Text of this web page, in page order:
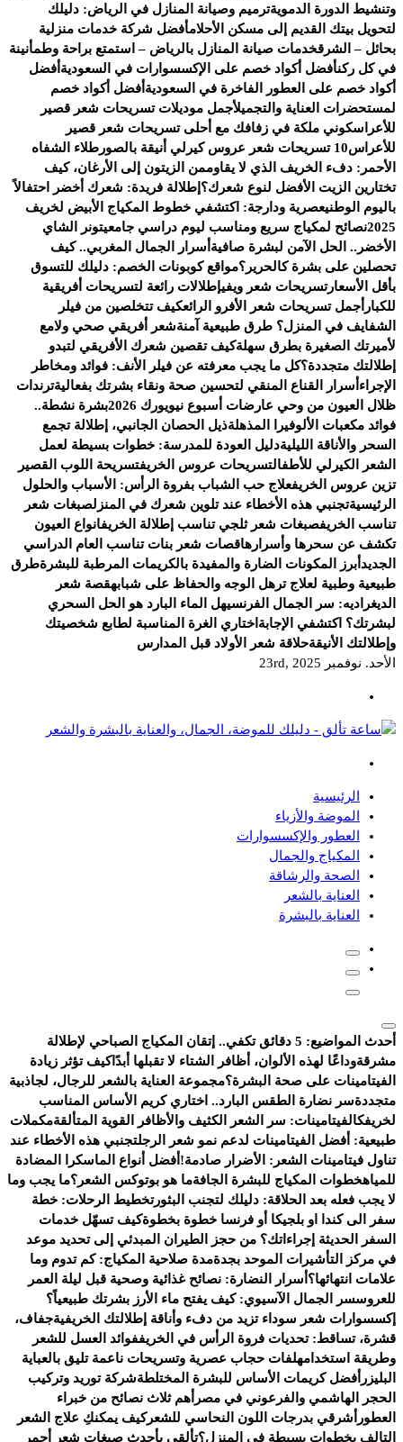
وتنشيط الدورة الدمويةترميم وصيانة المنازل في الرياض: دليلك
لتحويل بيتك القديم إلى مسكن الأحلامأفضل شركة خدمات منزلية
بحائل – الشرقخدمات صيانة المنازل بالرياض – استمتع براحة وطمأنينة
في كل ركنأفضل أكواد خصم على الإكسسوارات في السعودية أفضل
أكواد خصم على العطور الفاخرة في السعودية أفضل أكواد خصم
لمستحضرات العناية والتجميلأجمل موديلات تسريحات شعر قصير
للأعراسكوني ملكة في زفافك مع أحلى تسريحات شعر قصير
للأعراس10 تسريحات شعر عروس كيرلي أنيقة بالصور
طلاء الشفاه
الأحمر: دفء الخريف الذي لا يقاوممن الزيتون إلى الأرغان، كيف
تختارين الزيت الأفضل لنوع شعرك؟ إطلالة فريدة: شعرك أخضر احتفالاً
باليوم الوطنيعصرية ودارجة: اكتشفي خطوط المكياج الأبيض لخريف
2025نصائح لمكياج سريع ومناسب ليوم دراسي جامعيتونر الشاي
الأخضر.. الحل الآمن لبشرة صافية أسرار الجمال المغربي.. كيف
تحصلين على بشرة كالحرير؟مواقع كوبونات الخصم: دليلك للتسوق
بأقل الأسعارتسريحات شعر ويفيإطلالات رائعة لتسريحات أفريقية
للكبار أجمل تسريحات شعر الأفرو الرائعكيف تتخلصين من فيلر
الشفايف في المنزل؟ طرق طبيعية آمنةشعر أفريقي صحي ولامع
لأميرتك الصغيرة بطرق سهلةكيف تقصين شعرك الأفريقي لتبدو
إطلالتك متجددة؟كل ما يجب معرفته عن فيلر الأنف: فوائد ومخاطر
الإجراء أسرار القناع المنقي لتحسين صحة ونقاء بشرتك بفعاليةترندات
ظلال العيون من وحي عارضات أسبوع نيويورك 2026
بشرة نشطة..
فوائد مكعبات الألوفيرا المذهلةذيل الحصان الجانبي، إطلالة تجمع
السحر والأناقة الليليةدليل العودة للمدرسة: خطوات بسيطة لعمل
الشعر الكيرلي للأطفالتسريحات عروس الخريفتسريحة اللوب القصير
تزين عروس الخريفعلاج حب الشباب بفروة الرأس: الأسباب والحلول
الرئيسيةتجنبي هذه الأخطاء عند تلوين شعرك في المنزلصبغات شعر
تناسب الخريفصبغات شعر ثلجي تناسب إطلالة الخريفانواع العيون
تكشف عن سحرها وأسرارهاقصات شعر بنات تناسب العام الدراسي
الجديد أبرز المكونات الضارة والمفيدة بالكريمات المرطبة للبشرةطرق
طبيعية وطبية لعلاج ترهل الوجه والحفاظ على شبابهقصة شعر
الديغراديه: سر الجمال الفرنسيهل الماء البارد هو الحل السحري
لبشرتك؟ اكتشفي الإجابة اختاري الغرة المناسبة لطابع شخصيتك
وإطلالتك الأنيقةحلاقة شعر الأولاد قبل المدارس
الأحد. نوفمبر 23rd, 2025
دليلك للموضة، الجمال، والعناية بالبشرة والشعر
الرئيسية
الموضة والأزياء
العطور والإكسسوارات
المكياج والجمال
الصحة والرشاقة
العناية بالشعر
العناية بالبشرة
أحدث المواضيع:
5 دقائق تكفي.. إتقان المكياج الصباحي لإطلالة
مشرقةوداعًا لهذه الألوان، أظافر الشتاء لا تقبلها أبدًاكيف تؤثر زيادة
الفيتامينات على صحة البشرة؟مجموعة العناية بالشعر للرجال، لجاذبية
متجددةسر نضارة الطقس البارد.. اختاري كريم الأساس المناسب
لخريفكالفيتامينات: سر الشعر الكثيف والأظافر القوية المتألقةمكملات
طبيعية: أفضل الفيتامينات لدعم نمو شعر الرجلتجنبي هذه الأخطاء عند
تناول فيتامينات الشعر: الأضرار صادمة! أفضل أنواع الماسكرا المضادة
للمياهخطوات المكياج للبشرة الجافةما هو بوتوكس الشعر؟ما يجب وما
لا يجب فعله بعد الحلاقة: دليلك لتجنب البثورتخطيط الرحلات: خطة
سفر الى كندا او بلجيكا أو فرنسا خطوة بخطوةكيف تسهّل خدمات
السفر الحديثة إجراءاتك؟ من حجز الطيران المبدئي إلى تحديد موعد
في مركز التأشيرات الموحد بجدةمدة صلاحية المكياج: كم تدوم وما
علامات انتهائها؟ أسرار النضارة: نصائح غذائية وصحية قبل ليلة العمر
للعروسسر الجمال الآسيوي: كيف يفتح ماء الأرز بشرتك طبيعياً؟
إكسسوارات شعر سوداء تزيد من دفء وأناقة إطلالتك الخريفيةجفاف،
قشرة، تساقط: تحديات فروة الرأس في الخريففوائد العسل للشعر
وطريقة استخدامهلفات حجاب عصرية وتسريحات ناعمة تليق بالعباية
البليزر أفضل كريمات الأساس للبشرة المختلطةشركة توريد وتركيب
الحجر الهاشمي والفرعوني في مصر أهم ثلاث نصائح من خبراء
العطور أشرقي بدرجات اللون النحاسي للشعركيف يمكنكِ علاج الشعر
التالف بخطوات بسيطة في المنزل؟تألقي بأحدث صبغات شعر أحمر